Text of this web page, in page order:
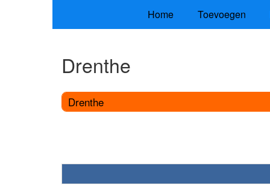
Home Toevoegen
Drenthe
Drenthe